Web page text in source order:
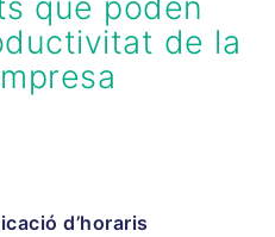
que poden
de la
d’horaris